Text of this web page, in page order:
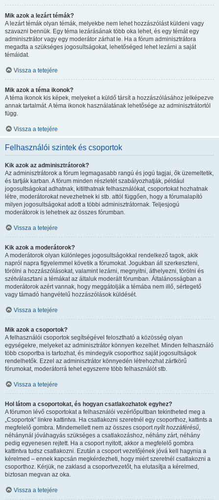
Mik azok a lezárt témák?
A lezárt témák olyan témák, melyekbe nem lehet hozzászólást küldeni vagy
szavazni bennük. Egy téma lezárásának több oka lehet, és egy témát egy
adminisztrátor vagy egy moderátor zárhat le. Ha a fórum adminisztrátora
megadta a szükséges jogosultságokat, lehetőséged lehet lezárni a saját
témáidat.
Vissza a tetejére
Mik azok a téma ikonok?
A téma ikonok kis képek, melyeket a küldő társít a hozzászólásához jelképezve
annak tartalmát. A téma ikonok használatának lehetősége az adminisztrátortól
függ.
Vissza a tetejére
Felhasználói szintek és csoportok
Kik azok az adminisztrátorok?
Az adminisztrátorok a fórum legmagasabb rangú és jogú tagjai, ők üzemeltetik,
és tartják karban. A fórum minden részletét szabályozhatják, például
jogosultságokat adhatnak, kitilthatnak felhasználókat, csoportokat hozhatnak
létre, moderátorokat nevezhetnek ki stb. attól függően, hogy a fórumalapító
milyen jogosultságokat adott a többi adminisztrátornak. Teljesjogú
moderátorok is lehetnek az összes fórumban.
Vissza a tetejére
Kik azok a moderátorok?
A moderátorok olyan különleges jogosultságokkal rendelkező tagok, akik
napról napra figyelemmel követik a fórumokat. Jogukban áll szerkeszteni,
törölni a hozzászólásokat, valamint lezárni, megnyitni, áthelyezni, törölni és
szétválasztani a témákat az általuk moderált fórumban. Általánosságban a
moderátorok azért vannak, hogy meggátolják a témába nem illő, sértegető
vagy támadó hangvételű hozzászólások küldését.
Vissza a tetejére
Mik azok a csoportok?
A felhasználói csoportok segítségével felosztható a közösség olyan
egységekre, melyeket az adminisztrátor könnyen kezelhet. Minden felhasználó
több csoportba is tartozhat, és mindegyik csoporthoz saját jogosultságok
rendelhetők. Ezzel az adminisztrátor könnyedén létrehozhat zártkörű
fórumokat, moderátorrá tehet egyszerre több felhasználót stb.
Vissza a tetejére
Hol látom a csoportokat, és hogyan csatlakozhatok egyhez?
A fórumon lévő csoportokat a felhasználói vezérlőpultban tekintheted meg a
„Csoportok” linkre kattintva. Ha csatlakozni szeretnél egy csoporthoz, kattints a
megfelelő gombra. Mindemellett nem az összes csoportnyílt hozzáférésű,
néhánynál jóváhagyás szükséges a csatlakozáshoz, néhány zárt, néhány
pedig egyenesen rejtett. Ha a csoport nyitott, akkor a megfelelő gombra
kattintva tudsz csatlakozni. Ezután a csoport vezetőjének jóvá kell hagynia a
kérelmed – ennek kapcsán megkérdezheti, hogy miért szeretnél csatlakozni a
csoporthoz. Kérjük, ne zaklasd a csoportvezetőt, ha elutasítja a kérelmed,
biztosan megvan az oka.
Vissza a tetejére